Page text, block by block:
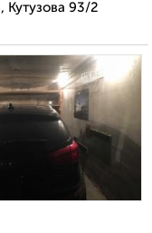
Кутузова 93/2